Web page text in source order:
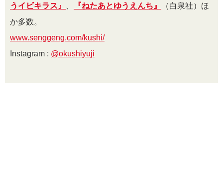
うイビキラス』 『ねたあとゆうえんち』
（白泉社）ほ
か多数。
www.senggeng.com/kushi/
Instagram : @okushiyuji